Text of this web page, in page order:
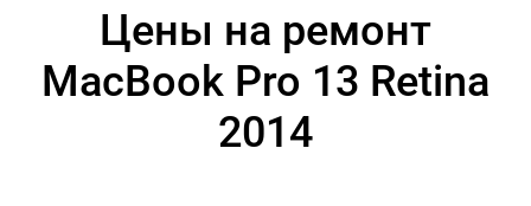
Цены на ремонт
MacBook Pro 13 Retina
2014